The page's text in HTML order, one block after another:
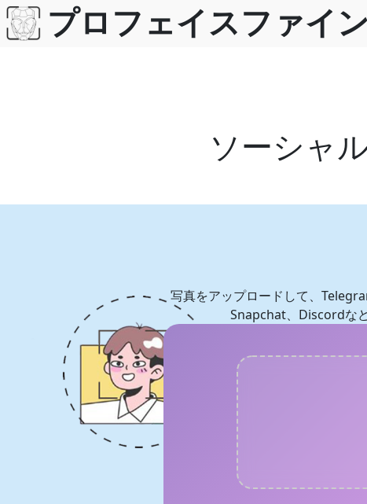
内
容
プロフェイスファイ
ソーシャ
写真をアップロードして、
Snapchat、Discordな